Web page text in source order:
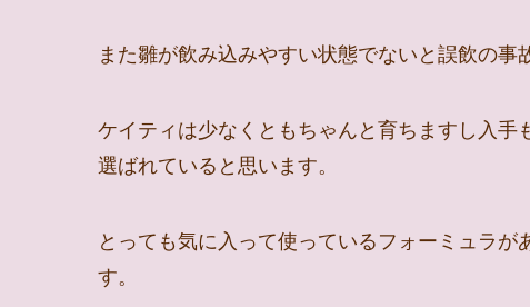
また雛が飲み込みやすい状態でないと誤飲の事
ケイティは少なくともちゃんと育ちますし入
選ばれていると思います。
とっても気に入って使っているフォーミュラ
す。